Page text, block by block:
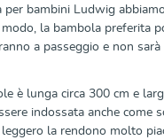
per bambini Ludwig
la bambola preferita
a passeggio e non
è lunga circa 300 cm e
indossata anche come
la rendono molto